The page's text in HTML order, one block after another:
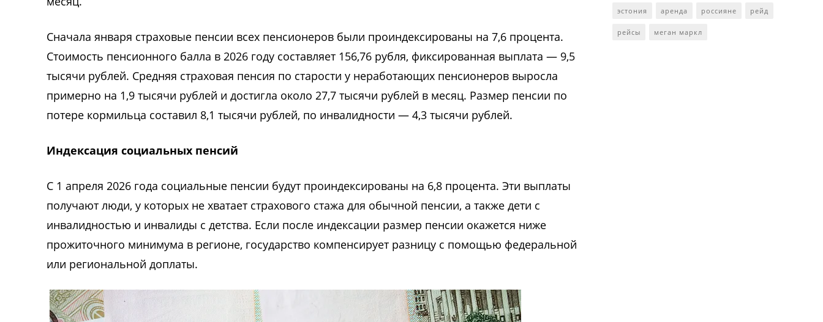
Сначала января страховые пенсии всех пенсионеров были проиндексированы на 7,6 процента.
Стоимость пенсионного балла в 2026 году составляет 156,76 рубля, фиксированная выплата — 9,5
тысячи рублей. Средняя страховая пенсия по старости у неработающих пенсионеров выросла
примерно на 1,9 тысячи рублей и достигла около 27,7 тысячи рублей в месяц. Размер пенсии по
потере кормильца составил 8,1 тысячи рублей, по инвалидности — 4,3 тысячи рублей.
Индексация социальных пенсий
С 1 апреля 2026 года социальные пенсии будут проиндексированы на 6,8 процента. Эти выплаты
получают люди, у которых не хватает страхового стажа для обычной пенсии, а также дети с
инвалидностью и инвалиды с детства. Если после индексации размер пенсии окажется ниже
прожиточного минимума в регионе, государство компенсирует разницу с помощью федеральной
или региональной доплаты.
эстония аренда россияне рейд
рейсы меган маркл